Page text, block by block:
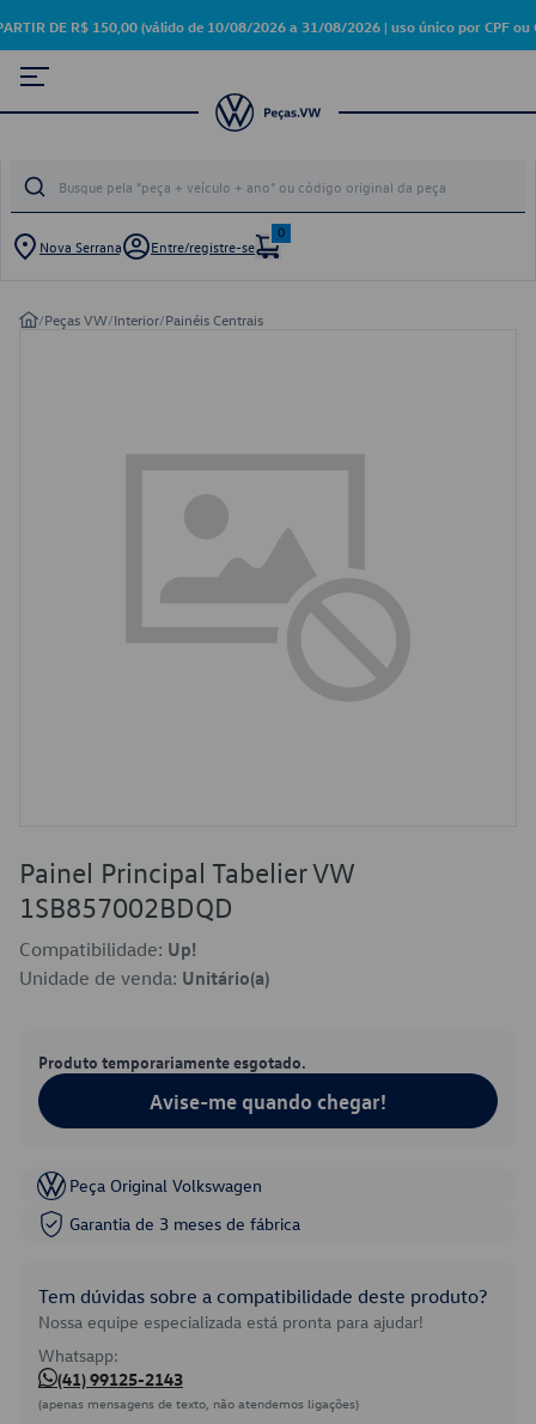
DE R$ 150,00 (válido de 10/08/2026 a 31/08/2026 | uso único por CPF ou
Nova Serrana Entre/registre-se
0
/Peças VW/Interior/Painéis Centrais
Painel Principal Tabelier VW
1SB857002BDQD
Compatibilidade: Up!
Unidade de venda: Unitário(a)
Produto temporariamente esgotado.
Avise-me quando chegar!
Peça Original Volkswagen
Garantia de 3 meses de fábrica
Tem dúvidas sobre a compatibilidade deste produto?
Nossa equipe especializada está pronta para ajudar!
Whatsapp:
(41) 99125-2143
(apenas mensagens de texto, não atendemos ligações)